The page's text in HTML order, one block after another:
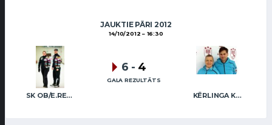
JAUKTIE PĀRI 2012
14/10/2012 16:30
SK OB/E.REGŽA R.FREIDENSONS KĒRLINGA KLUBS “RĪGA” / I.LINDE A.VEIDEMANIS
6 - 4
GALA REZULTĀTS